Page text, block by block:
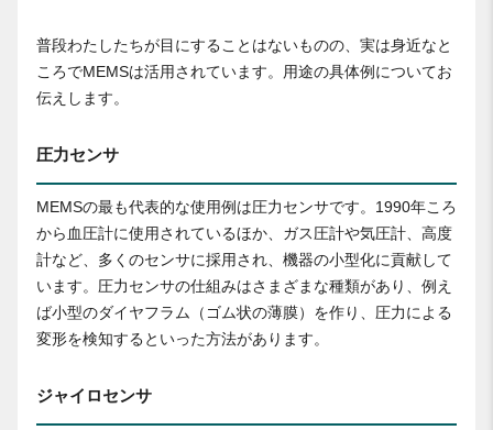
普段わたしたちが目にすることはないものの、実は身近なと
ころでMEMSは活用されています。用途の具体例についてお
伝えします。
圧力センサ
MEMSの最も代表的な使用例は圧力センサです。1990年ころ
から血圧計に使用されているほか、ガス圧計や気圧計、高度
計など、多くのセンサに採用され、機器の小型化に貢献して
います。圧力センサの仕組みはさまざまな種類があり、例え
ば小型のダイヤフラム（ゴム状の薄膜）を作り、圧力による
変形を検知するといった方法があります。
ジャイロセンサ